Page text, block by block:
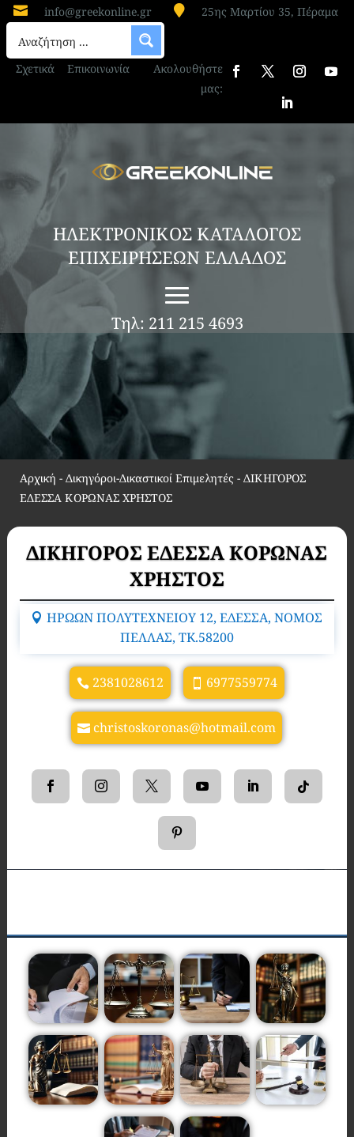
 info@greekonline.gr  25ης Μαρτίου 35, Πέραμα
Σχετικά Επικοινωνία
Ακολουθήστε
μας:
ΗΛΕΚΤΡΟΝΙΚΟΣ ΚΑΤΑΛΟΓΟΣ
ΕΠΙΧΕΙΡΗΣΕΩΝ ΕΛΛΑΔΟΣ
Τηλ: 211 215 4693
Αρχική - Δικηγόροι-Δικαστικοί Επιμελητές- ΔΙΚΗΓΟΡΟΣ
ΕΔΕΣΣΑ ΚΟΡΩΝΑΣ ΧΡΗΣΤΟΣ
ΔΙΚΗΓΟΡΟΣ ΕΔΕΣΣΑ ΚΟΡΩΝΑΣ
ΧΡΗΣΤΟΣ
ΗΡΩΩΝ ΠΟΛΥΤΕΧΝΕΙΟΥ 12, ΕΔΕΣΣΑ, ΝΟΜΟΣ
ΠΕΛΛΑΣ, TK.58200
2381028612 6977559774
christoskoronas@hotmail.com